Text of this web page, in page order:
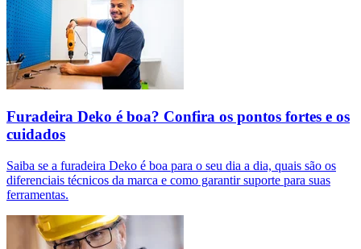
Furadeira Deko é boa? Confira os pontos fortes e os
cuidados
Saiba se a furadeira Deko é boa para o seu dia a dia, quais são os
diferenciais técnicos da marca e como garantir suporte para suas
ferramentas.